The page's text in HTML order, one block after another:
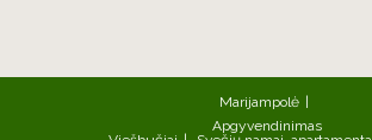
Marijampolė
Apgyvendinimas